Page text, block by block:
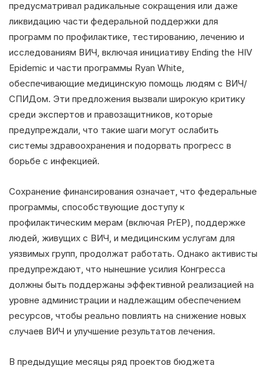
предусматривал радикальные сокращения или даже
ликвидацию части федеральной поддержки для
программ по профилактике, тестированию, лечению и
исследованиям ВИЧ, включая инициативу Ending the HIV
Epidemic и части программы Ryan White,
обеспечивающие медицинскую помощь людям с ВИЧ/
СПИДом. Эти предложения вызвали широкую критику
среди экспертов и правозащитников, которые
предупреждали, что такие шаги могут ослабить
системы здравоохранения и подорвать прогресс в
борьбе с инфекцией.
Сохранение финансирования означает, что федеральные
программы, способствующие доступу к
профилактическим мерам (включая PrEP), поддержке
людей, живущих с ВИЧ, и медицинским услугам для
уязвимых групп, продолжат работать. Однако активисты
предупреждают, что нынешние усилия Конгресса
должны быть поддержаны эффективной реализацией на
уровне администрации и надлежащим обеспечением
ресурсов, чтобы реально повлиять на снижение новых
случаев ВИЧ и улучшение результатов лечения.
В предыдущие месяцы ряд проектов бюджета